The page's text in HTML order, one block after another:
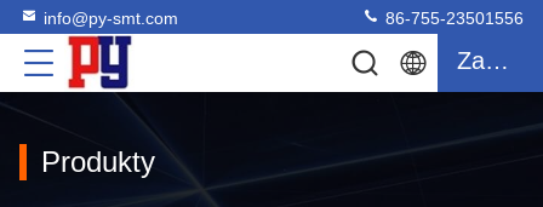
info@py-smt.com 86-755-23501556
Zacytować
Produkty